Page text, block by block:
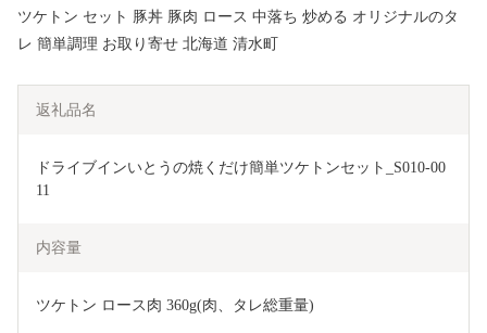
ツケトン セット 豚丼 豚肉 ロース 中落ち 炒める オリジナルのタ
レ 簡単調理 お取り寄せ 北海道 清水町
返礼品名
ドライブインいとうの焼くだけ簡単ツケトンセット_S010-00
11
内容量
ツケトン ロース肉 360g(肉、タレ総重量)